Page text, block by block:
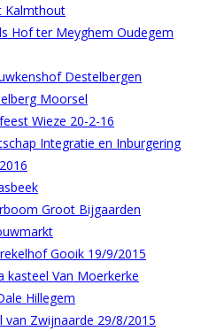
Kalmthout
Hof ter Meyghem Oudegem
Destelbergen
Moorsel
Wieze 20-2-16
Integratie en Inburgering
Groot Bijgaarden
Gooik 19/9/2015
Van Moerkerke
Hillegem
van Zwijnaarde 29/8/2015